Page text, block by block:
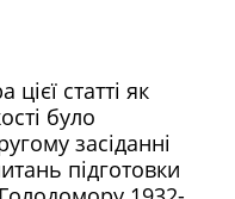
статті як
було
засіданні
підготовки